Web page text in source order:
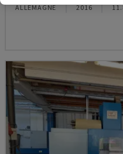
ALLEMAGNE 2016